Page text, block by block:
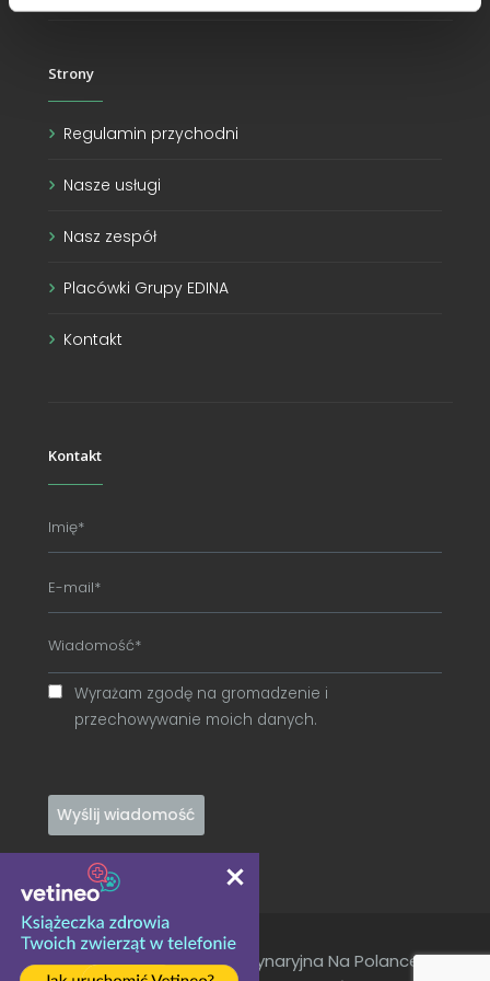
Strony
Regulamin przychodni
Nasze usługi
Nasz zespół
Placówki Grupy EDINA
Kontakt
Kontakt
Wyrażam zgodę na gromadzenie i
przechowywanie moich danych.
EDINA Przychodnia Weterynaryjna Na Polance ©